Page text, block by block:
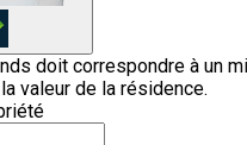
doit correspondre à un
valeur de la résidence.